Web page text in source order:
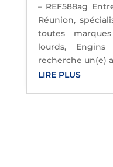
– REF588ag
Réunion,
toutes
lourds,
recherche un(e)
LIRE PLUS